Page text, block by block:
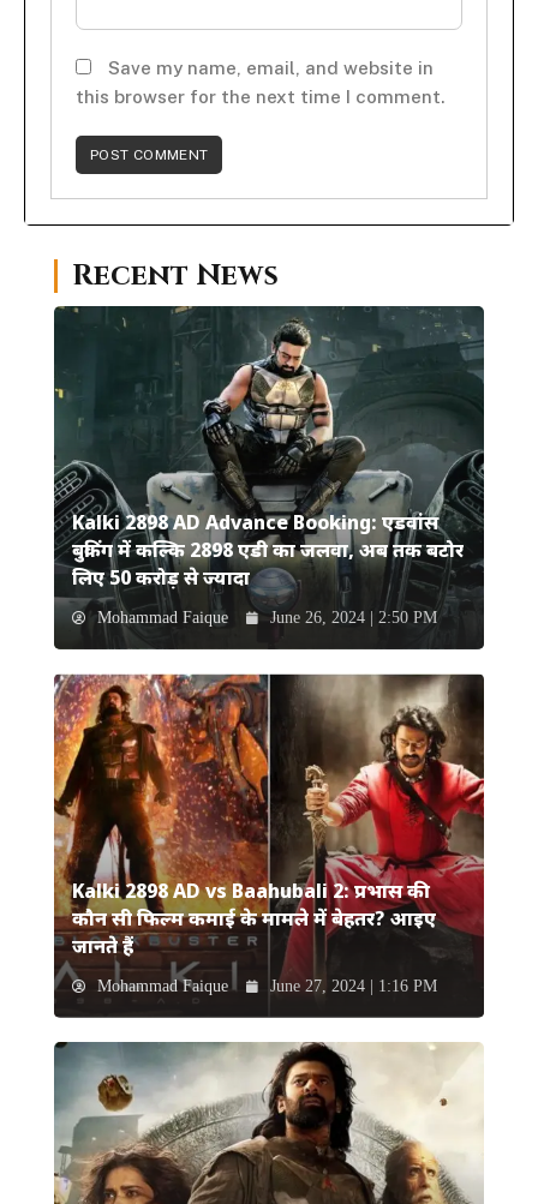
Save my name, email, and website in
this browser for the next time I comment.
Recent News
Kalki 2898 AD Advance Booking: एडवांस
बुकिंग में कल्कि 2898 एडी का जलवा, अब तक बटोर
लिए 50 करोड़ से ज्यादा
Mohammad Faique June 26, 2024 | 2:50 PM
Kalki 2898 AD vs Baahubali 2: प्रभास की
कौन सी फिल्म कमाई के मामले में बेहतर? आइए
जानते हैं
Mohammad Faique June 27, 2024 | 1:16 PM